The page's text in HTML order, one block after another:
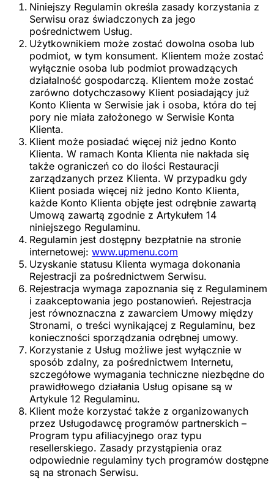
Niniejszy Regulamin określa zasady korzystania z
Serwisu oraz świadczonych za jego
pośrednictwem Usług.
Użytkownikiem może zostać dowolna osoba lub
podmiot, w tym konsument. Klientem może zostać
wyłącznie osoba lub podmiot prowadzących
działalność gospodarczą. Klientem może zostać
zarówno dotychczasowy Klient posiadający już
Konto Klienta w Serwisie jak i osoba, która do tej
pory nie miała założonego w Serwisie Konta
Klienta.
Klient może posiadać więcej niż jedno Konto
Klienta. W ramach Konta Klienta nie nakłada się
także ograniczeń co do ilości Restauracji
zarządzanych przez Klienta. W przypadku gdy
Klient posiada więcej niż jedno Konto Klienta,
każde Konto Klienta objęte jest odrębnie zawartą
Umową zawartą zgodnie z Artykułem 14
niniejszego Regulaminu.
Regulamin jest dostępny bezpłatnie na stronie
internetowej: www.upmenu.com
Uzyskanie statusu Klienta wymaga dokonania
Rejestracji za pośrednictwem Serwisu.
Rejestracja wymaga zapoznania się z Regulaminem
i zaakceptowania jego postanowień. Rejestracja
jest równoznaczna z zawarciem Umowy między
Stronami, o treści wynikającej z Regulaminu, bez
konieczności sporządzania odrębnej umowy.
Korzystanie z Usług możliwe jest wyłącznie w
sposób zdalny, za pośrednictwem Internetu,
szczegółowe wymagania techniczne niezbędne do
prawidłowego działania Usług opisane są w
Artykule 12 Regulaminu.
Klient może korzystać także z organizowanych
przez Usługodawcę programów partnerskich –
Program typu afiliacyjnego oraz typu
resellerskiego. Zasady przystąpienia oraz
odpowiednie regulaminy tych programów dostępne
są na stronach Serwisu.